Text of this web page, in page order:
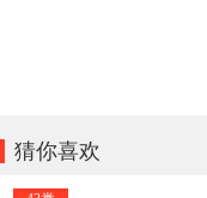
猜你喜欢